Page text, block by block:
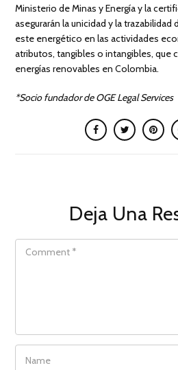
Ministerio de Minas y Energía y la
asegurarán la unicidad y la
este energético en las actividades
atributos, tangibles o intangibles, que
energías renovables en Colombia.
*Socio fundador de OGE Legal Services
Deja Una
COMMENT
NAME